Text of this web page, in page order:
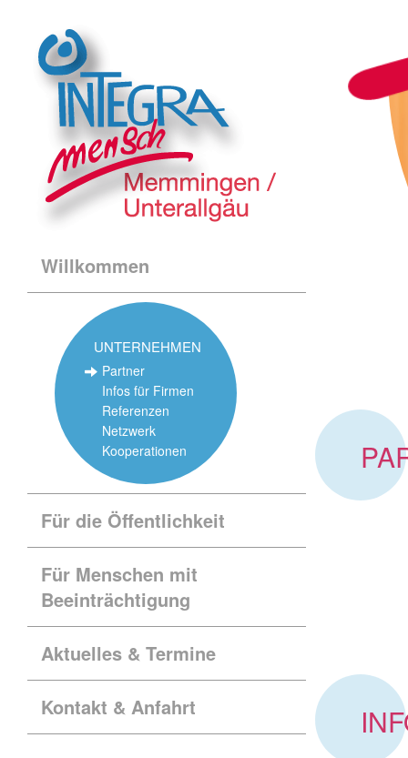
Willkommen
UNTERNEHMEN
Partner
Infos für Firmen
Referenzen
Netzwerk
Kooperationen
Für die Öffentlichkeit
Für Menschen mit
Beeinträchtigung
Aktuelles & Termine
Kontakt & Anfahrt